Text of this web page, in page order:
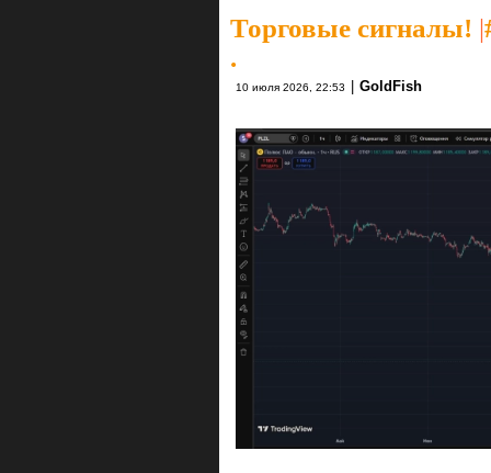
Торговые сигналы! |
.
10 июля 2026, 22:53 | GoldFish